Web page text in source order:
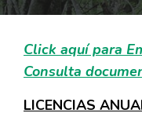
Click aquí para
Consulta
LICENCIAS